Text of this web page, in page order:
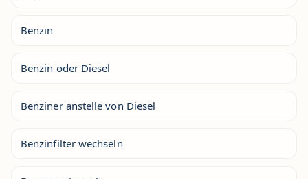
Benzin
Benzin oder Diesel
Benziner anstelle von Diesel
Benzinfilter wechseln